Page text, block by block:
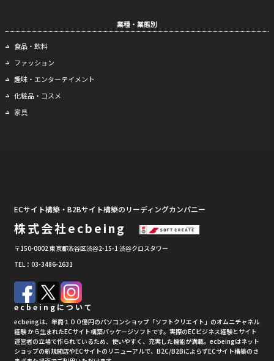
業種・業態別
食品・飲料
ファッション
趣味・エンターテイメント
化粧品・コスメ
家具
ECサイト構築・B2Bサイト構築のリーディングカンパニー
株式会社ecbeing
〒150-0002 東京都渋谷区渋谷2-15-1 渋谷クロスタワー
TEL：03-3486-2631
ecbeingについて
ecbeingは、年商１００億円のパソコンショップ「ソフトクリエイト」のオムニチャネル
経験 から生まれたECサイト構築パッケージソフトです。実際のECビジネス経験とサイト
運営者の立場で作られているため、使いやすく、充実した機能が満載。ecbeingはネット
ショップの新規開店やECサイトのリニューアルで、B2C/B2BによらずECサイト構築のさ